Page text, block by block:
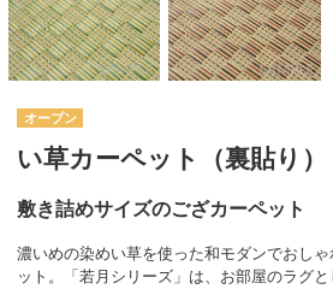
オープン
い草カーペット（裏貼り
敷き詰めサイズのござカーペット
濃いめの染めい草を使った和モダンでおし
ット。「若月シリーズ」は、お部屋のラグ